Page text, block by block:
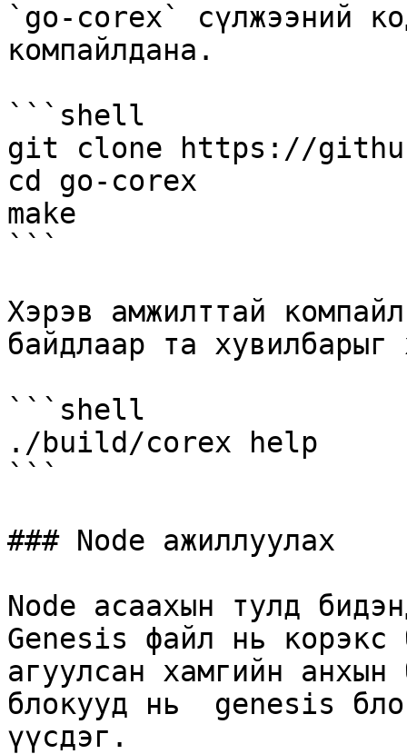
`go-corex` сүлжээний
компайлдана.
```shell
git clone https://
cd go-corex
make
```
Хэрэв амжилттай
байдлаар та
```shell
./build/corex help
```
### Node ажиллуулах
Node асаахын тулд
Genesis файл нь корэкс
агуулсан хамгийн
блокууд нь  genesis
үүсдэг.